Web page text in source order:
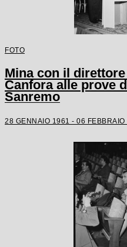
FOTO
Mina con il
Canfora alle prove
Sanremo
28 GENNAIO 1961 - 06 FEBBRAIO